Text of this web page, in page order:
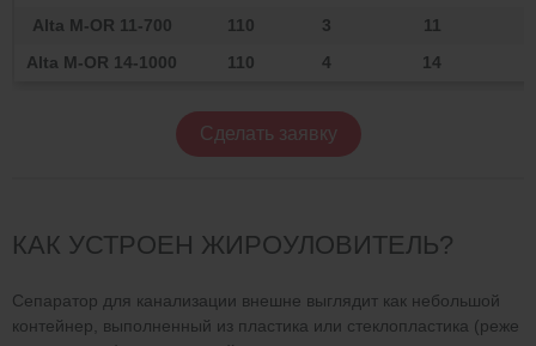
Alta М-OR 11-700
110 3 11
Alta М-OR 14-1000
110 4 14
Сделать заявку
КАК УСТРОЕН ЖИРОУЛОВИТЕЛЬ?
Сепаратор для канализации внешне выглядит как небольшой
контейнер, выполненный из пластика или стеклопластика (реже